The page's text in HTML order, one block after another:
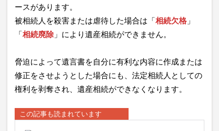
ースがあります。
被相続人を殺害または虐待した場合は「 相続欠格 」
「 相続廃除」により遺産相続ができません。
脅迫によって遺言書を自分に有利な内容に作成または
修正をさせようとした場合にも、法定相続人としての
権利を剥奪され、遺産相続ができなくなります。
この記事も読まれています